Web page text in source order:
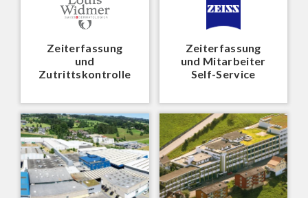
Zeiterfassung
und
Zutrittskontrolle
Zeiterfassung
und Mitarbeiter
Self-Service